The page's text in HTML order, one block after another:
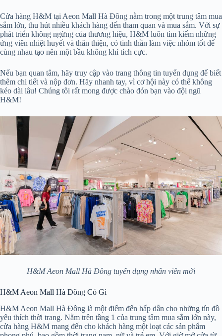
Cửa hàng H&M tại Aeon Mall Hà Đông nằm trong một trung tâm mua
sắm lớn, thu hút nhiều khách hàng đến tham quan và mua sắm. Với sự
phát triển không ngừng của thương hiệu, H&M luôn tìm kiếm những
ứng viên nhiệt huyết và thân thiện, có tinh thần làm việc nhóm tốt để
cùng nhau tạo nên một bầu không khí tích cực.
Nếu bạn quan tâm, hãy truy cập vào trang thông tin tuyển dụng để biết
thêm chi tiết và nộp đơn. Hãy nhanh tay, vì cơ hội này có thể không
kéo dài lâu! Chúng tôi rất mong được chào đón bạn vào đội ngũ
H&M!
H&M Aeon Mall Hà Đông tuyển dụng nhân viên mới
H&M Aeon Mall Hà Đông Có Gì
H&M Aeon Mall Hà Đông là một điểm đến hấp dẫn cho những tín đồ
yêu thích thời trang. Nằm trên tầng 1 của trung tâm mua sắm lớn này,
cửa hàng H&M mang đến cho khách hàng một loạt các sản phẩm